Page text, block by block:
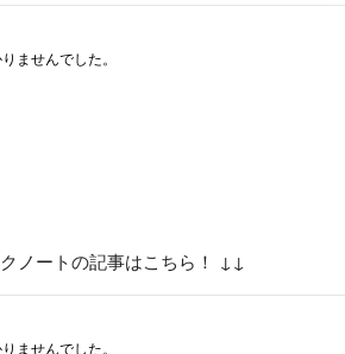
ノートの記事はこちら！ ↓↓